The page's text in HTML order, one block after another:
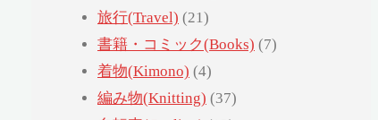
旅行(Travel) (21)
書籍・コミック(Books) (7)
着物(Kimono) (4)
編み物(Knitting) (37)